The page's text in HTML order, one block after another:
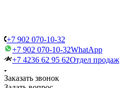
+7 902 070-10-32
+7 902 070-10-32WhatApp
+7 4236 62 95 62Отдел продаж
Заказать звонок